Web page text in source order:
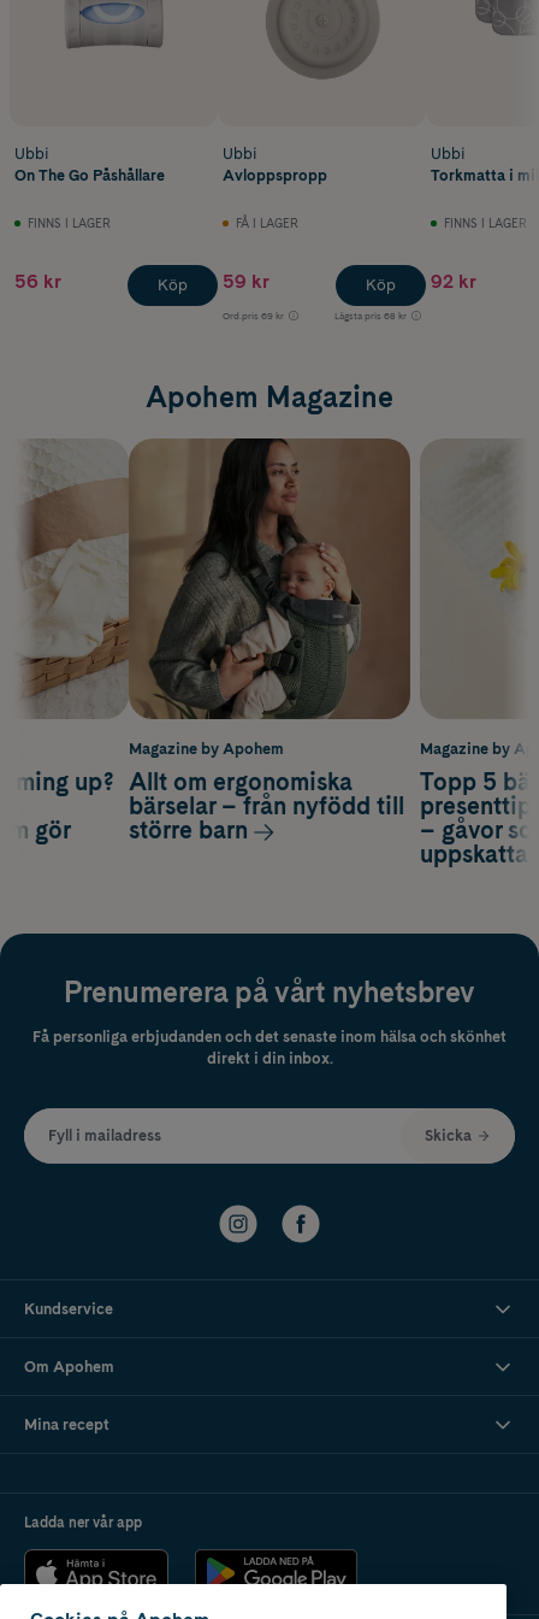
Ubbi
On The Go Påshållare
FINNS I LAGER
56 kr Köp
Ubbi
Avloppspropp
FÅ I LAGER
59 kr
Ord.pris 69 kr Lägsta pris 68 kr
Köp
Ubbi
Torkmatta i
FINNS I LAGER
92 kr
Apohem Magazine
Magazine by
Topp 5
– gåvor
up?
gör
Magazine by Apohem
Allt om ergonomiska
bärselar – från nyfödd till
större barn
Prenumerera på vårt nyhetsbrev
Få personliga erbjudanden och det senaste inom hälsa och skönhet
direkt i din inbox.
Fyll i mailadress Skicka
Kundservice
Om Apohem
Mina recept
Ladda ner vår app